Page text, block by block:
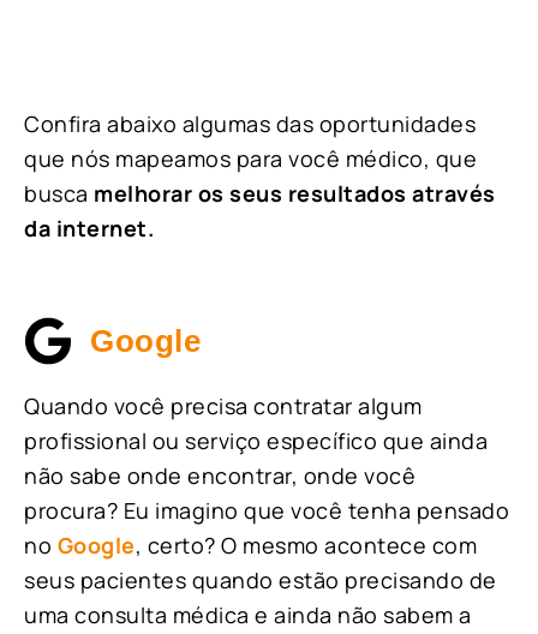
Confira abaixo algumas das oportunidades
que nós mapeamos para você médico, que
busca melhorar os seus resultados através
da internet.
Google
Quando você precisa contratar algum
profissional ou serviço específico que ainda
não sabe onde encontrar, onde você
procura? Eu imagino que você tenha pensado
no Google, certo? O mesmo acontece com
seus pacientes quando estão precisando de
uma consulta médica e ainda não sabem a